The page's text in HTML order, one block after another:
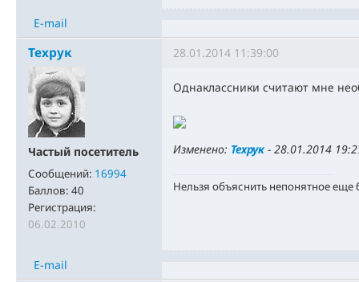
E-mail
Техрук
Частый посетитель
Сообщений: 16994
Баллов: 40
Регистрация:
06.02.2010
28.01.2014 11:39:00
Однаклассники считают мне
Изменено: Техрук- 28.01.2014
Нельзя объяснить непонятное
E-mail